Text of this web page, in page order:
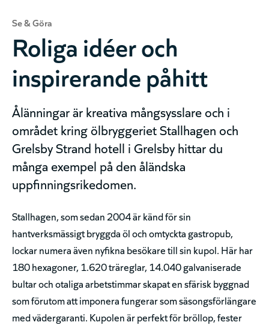
Se & Göra
Roliga idéer och
inspirerande påhitt
Ålänningar är kreativa mångsysslare och i
området kring ölbryggeriet Stallhagen och
Grelsby Strand hotell i Grelsby hittar du
många exempel på den åländska
uppfinningsrikedomen.
Stallhagen, som sedan 2004 är känd för sin
hantverksmässigt bryggda öl och omtyckta gastropub,
lockar numera även nyfikna besökare till sin kupol. Här har
180 hexagoner, 1.620 träreglar, 14.040 galvaniserade
bultar och otaliga arbetstimmar skapat en sfärisk byggnad
som förutom att imponera fungerar som säsongsförlängare
med vädergaranti. Kupolen är perfekt för bröllop, fester